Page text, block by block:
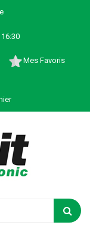
Mes Favoris